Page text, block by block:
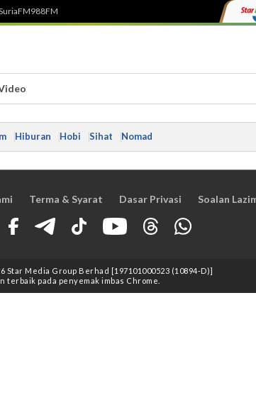
988FM
Hiburan Hobi Sihat Nomad
Terma & Syarat Dasar Privasi Soalan
Star Media Group Berhad [197101000523 (10894-D)]
terbaik pada penyemak imbas Chrome.